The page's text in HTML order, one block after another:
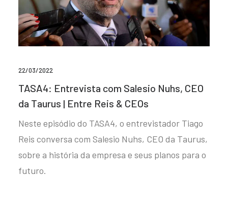
22/03/2022
TASA4: Entrevista com Salesio Nuhs, CEO
da Taurus | Entre Reis & CEOs
Neste episódio do TASA4, o entrevistador Tiago
Reis conversa com Salesio Nuhs, CEO da Taurus,
sobre a história da empresa e seus planos para o
futuro.